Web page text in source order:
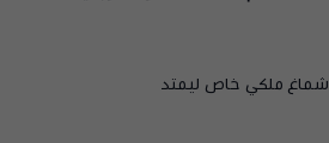
شماغ ملكي خاص ليمتد